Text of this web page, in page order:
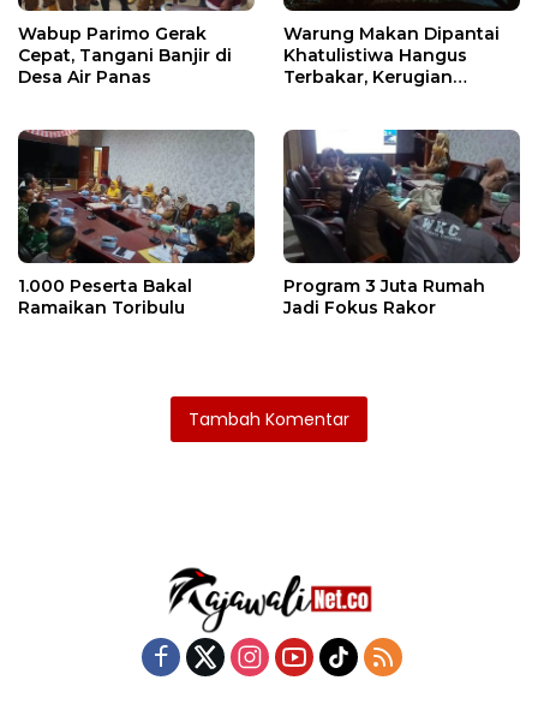
Wabup Parimo Gerak
Cepat, Tangani Banjir di
Desa Air Panas
Warung Makan Dipantai
Khatulistiwa Hangus
Terbakar, Kerugian
1.000 Peserta Bakal
Ramaikan Toribulu
Program 3 Juta Rumah
Jadi Fokus Rakor
Tambah Komentar